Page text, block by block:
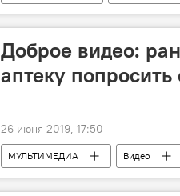
Доброе видео:
аптеку
26 июня 2019, 17:50
МУЛЬТИМЕДИА Видео